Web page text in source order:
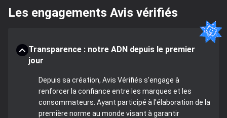
Les engagements Avis vérifiés
Transparence : notre ADN depuis le premier
jour
Depuis sa création, Avis Vérifiés s'engage à
renforcer la confiance entre les marques et les
consommateurs. Ayant participé à l'élaboration de la
première norme au monde visant à garantir